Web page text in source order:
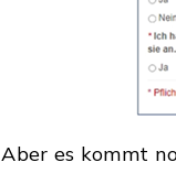
Aber es kommt